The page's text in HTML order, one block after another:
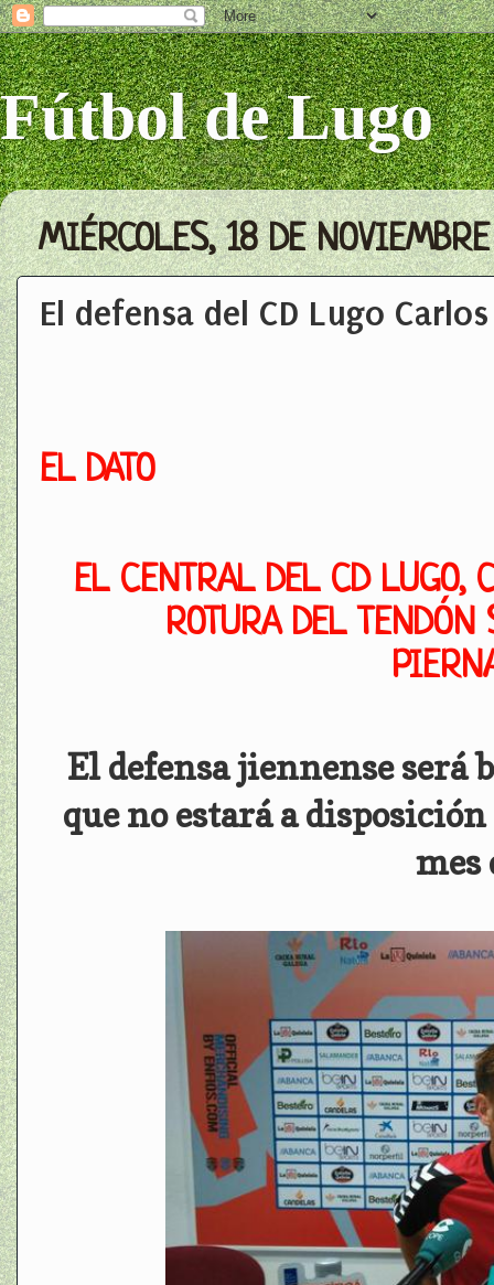
Fútbol de Lugo
MIÉRCOLES, 18 DE
El defensa del CD Lugo
EL DATO
EL CENTRAL DEL CD LUGO,
ROTURA DEL
El defensa jiennense será
que no estará a
mes